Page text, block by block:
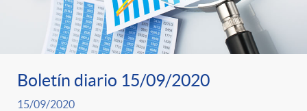
Boletín diario 15/09/2020
15/09/2020